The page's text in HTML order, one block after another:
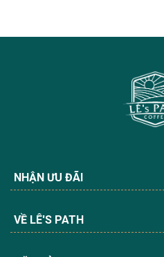
NHẬN ƯU ĐÃI
VỀ LÊ'S PATH